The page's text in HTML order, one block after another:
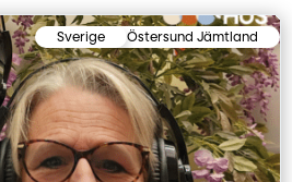
Östersund Jämtland
Sverige